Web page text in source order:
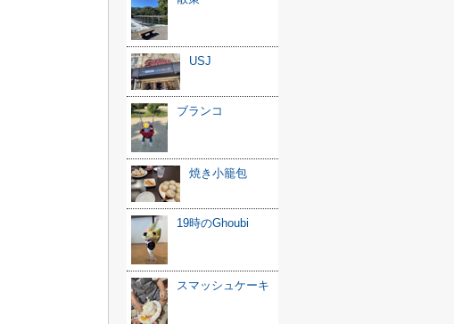
USJ
ブランコ
焼き小籠包
19時のGhoubi
スマッシュケーキ